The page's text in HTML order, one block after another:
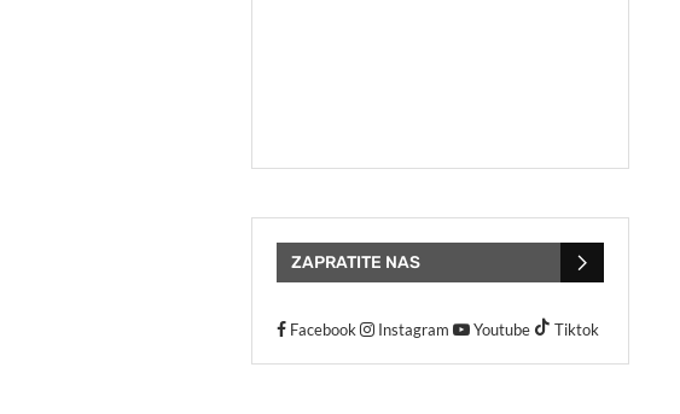
ZAPRATITE NAS
Facebook Instagram Youtube Tiktok